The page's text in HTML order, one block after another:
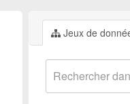
Jeux de